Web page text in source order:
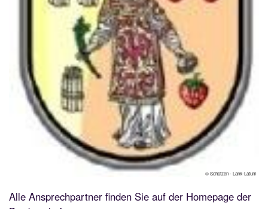
© Schützen - Lank-Latum
Alle Ansprechpartner finden Sie auf der Homepage der